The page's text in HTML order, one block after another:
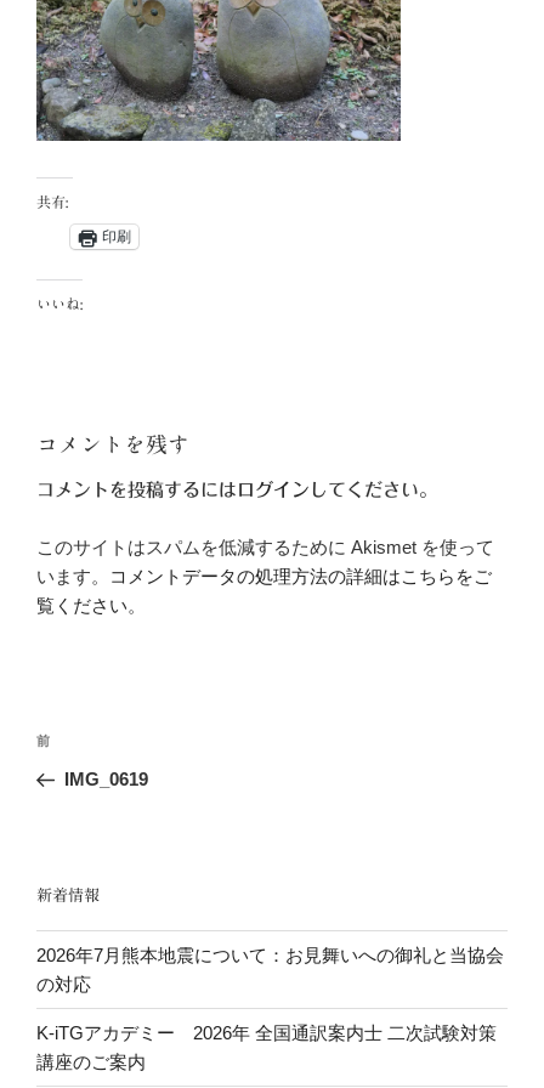
共有:
印刷
いいね:
コメントを残す
コメントを投稿するには ログイン してください。
このサイトはスパムを低減するために Akismet を使って
います。
コメントデータの処理方法の詳細はこちらをご
覧ください。
ナ
ー
シ
ョ
ン
前
の
前
IMG_0619
新着情報
2026年7月熊本地震について：お見舞いへの御礼と当協会
の対応
K-iTGアカデミー 2026年 全国通訳案内士 二次試験対策
講座のご案内